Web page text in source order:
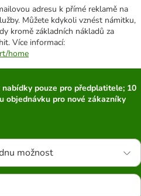
adresu k přímé reklamě na
Můžete kdykoli vznést námitku,
kromě základních nákladů za
Více informací:
home
pouze pro předplatitele; 10
objednávku pro nové zákazníky
možnost